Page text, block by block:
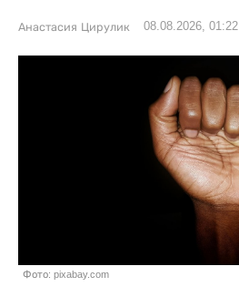
Анастасия Цирулик 08.08.2026, 01:22
Фото: pixabay.com